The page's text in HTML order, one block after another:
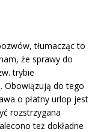
tłumacząc to
że sprawy do
trybie
Obowiązują do tego
o płatny urlop jest
rozstrzygana
też dokładne